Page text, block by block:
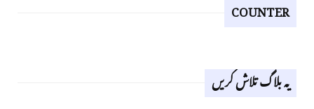
COUNTER
یہ بلاگ تلاش کریں